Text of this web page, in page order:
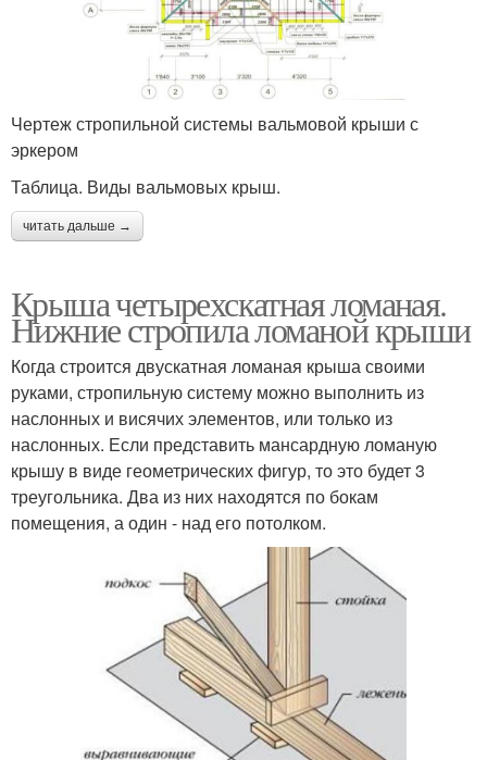
Чертеж стропильной системы вальмовой крыши с
эркером
Таблица. Виды вальмовых крыш.
читать дальше →
Крыша четырехскатная ломаная.
Нижние стропила ломаной крыши
Когда строится двускатная ломаная крыша своими
руками, стропильную систему можно выполнить из
наслонных и висячих элементов, или только из
наслонных. Если представить мансардную ломаную
крышу в виде геометрических фигур, то это будет 3
треугольника. Два из них находятся по бокам
помещения, а один - над его потолком.